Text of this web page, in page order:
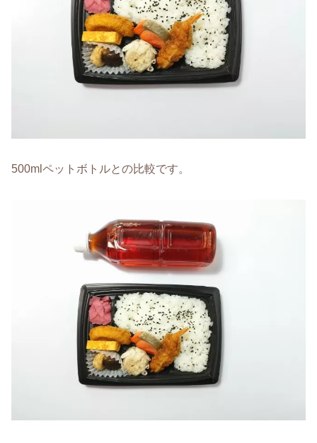
500mlペットボトルとの比較です。